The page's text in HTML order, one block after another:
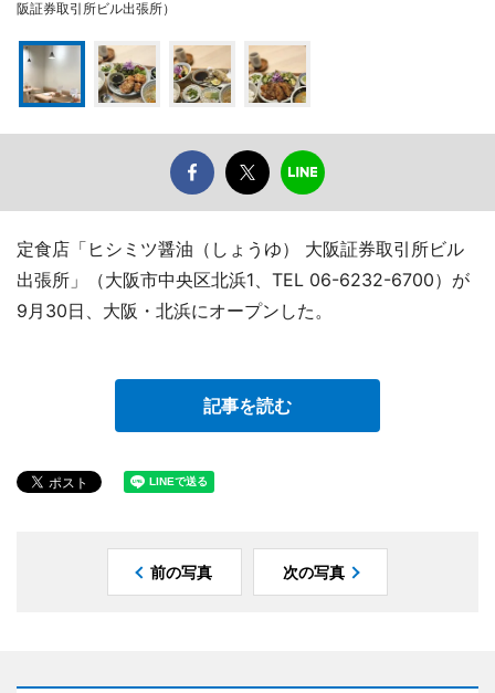
阪証券取引所ビル出張所）
定食店「ヒシミツ醤油（しょうゆ） 大阪証券取引所ビル
出張所」（大阪市中央区北浜1、TEL 06-6232-6700）が
9月30日、大阪・北浜にオープンした。
記事を読む
前の写真 次の写真